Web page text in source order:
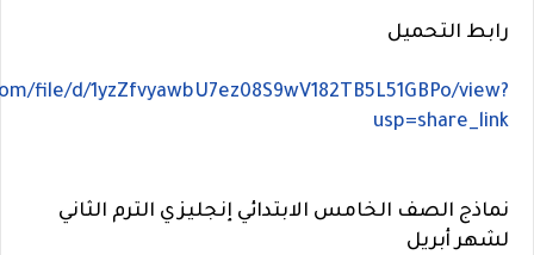
رابط التحميل
file/d/1yzZfvyawbU7ez08S9wV182TB5L51GBPo/view?
usp=share_link
نماذج الصف الخامس الابتدائي إنجليزي الترم الثاني
لشهر أبريل